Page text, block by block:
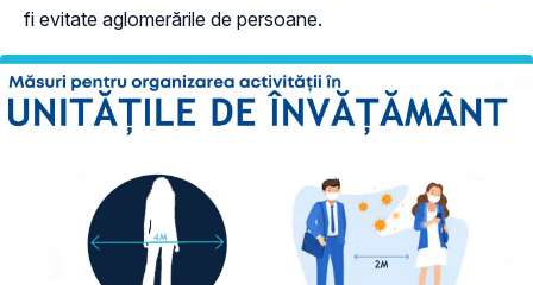
fi evitate aglomerările de persoane.